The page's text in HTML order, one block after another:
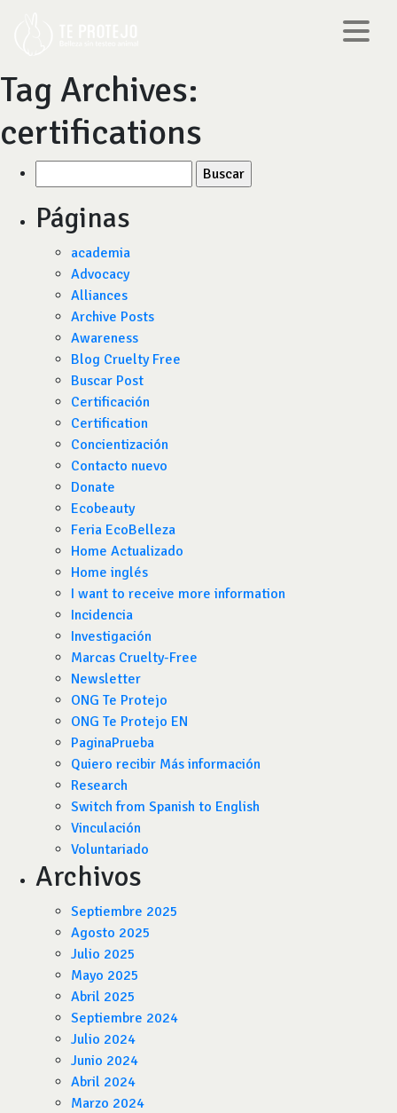
Tag Archives:
certifications
por:
Páginas
academia
Advocacy
Alliances
Archive Posts
Awareness
Blog Cruelty Free
Buscar Post
Certificación
Certification
Concientización
Contacto nuevo
Donate
Ecobeauty
Feria EcoBelleza
Home Actualizado
Home inglés
I want to receive more information
Incidencia
Investigación
Marcas Cruelty-Free
Newsletter
ONG Te Protejo
ONG Te Protejo EN
PaginaPrueba
Quiero recibir Más información
Research
Switch from Spanish to English
Vinculación
Voluntariado
Archivos
Septiembre 2025
Agosto 2025
Julio 2025
Mayo 2025
Abril 2025
Septiembre 2024
Julio 2024
Junio 2024
Abril 2024
Marzo 2024